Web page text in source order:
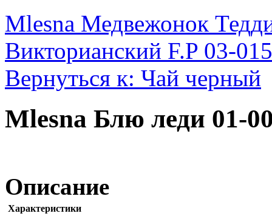
Mlesna Медвежонок
Викторианский F.P 03-
Вернуться к: Чай черный
Mlesna Блю леди 01-
Описание
Характеристики